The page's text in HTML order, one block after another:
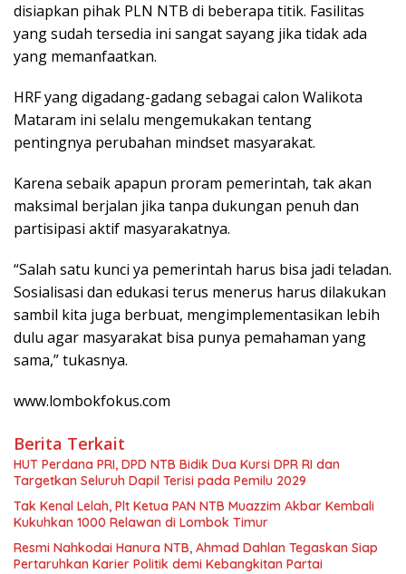
disiapkan pihak PLN NTB di beberapa titik. Fasilitas
yang sudah tersedia ini sangat sayang jika tidak ada
yang memanfaatkan.
HRF yang digadang-gadang sebagai calon Walikota
Mataram ini selalu mengemukakan tentang
pentingnya perubahan mindset masyarakat.
Karena sebaik apapun proram pemerintah, tak akan
maksimal berjalan jika tanpa dukungan penuh dan
partisipasi aktif masyarakatnya.
“Salah satu kunci ya pemerintah harus bisa jadi teladan.
Sosialisasi dan edukasi terus menerus harus dilakukan
sambil kita juga berbuat, mengimplementasikan lebih
dulu agar masyarakat bisa punya pemahaman yang
sama,” tukasnya.
www.lombokfokus.com
Berita Terkait
HUT Perdana PRI, DPD NTB Bidik Dua Kursi DPR RI dan
Targetkan Seluruh Dapil Terisi pada Pemilu 2029
Tak Kenal Lelah, Plt Ketua PAN NTB Muazzim Akbar Kembali
Kukuhkan 1000 Relawan di Lombok Timur
Resmi Nahkodai Hanura NTB, Ahmad Dahlan Tegaskan Siap
Pertaruhkan Karier Politik demi Kebangkitan Partai